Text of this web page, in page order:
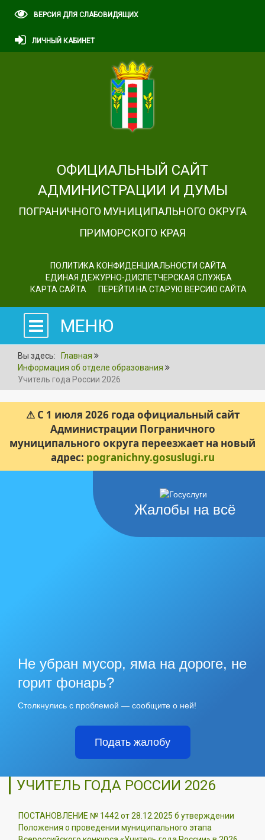
ВЕРСИЯ ДЛЯ СЛАБОВИДЯЩИХ
ЛИЧНЫЙ КАБИНЕТ
ОФИЦИАЛЬНЫЙ САЙТ
АДМИНИСТРАЦИИ И ДУМЫ
ПОГРАНИЧНОГО МУНИЦИПАЛЬНОГО ОКРУГА
ПРИМОРСКОГО КРАЯ
ПОЛИТИКА КОНФИДЕНЦИАЛЬНОСТИ САЙТА
ЕДИНАЯ ДЕЖУРНО-ДИСПЕТЧЕРСКАЯ СЛУЖБА
КАРТА САЙТА
ПЕРЕЙТИ НА СТАРУЮ ВЕРСИЮ САЙТА
МЕНЮ
Вы здесь:
Главная
Информация об отделе образования
Учитель года России 2026
⚠ С 1 июля 2026 года официальный сайт
Администрации Пограничного
муниципального округа переезжает на новый
адрес: pogranichny.gosuslugi.ru
Жалобы на всё
Не убран мусор, яма на дороге, не
горит фонарь?
Столкнулись с проблемой — сообщите о ней!
Подать жалобу
УЧИТЕЛЬ ГОДА РОССИИ 2026
ПОСТАНОВЛЕНИЕ № 1442 от 28.12.2025 б утверждении
Положения о проведении муниципального этапа